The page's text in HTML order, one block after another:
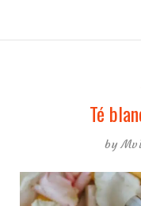
Té
by